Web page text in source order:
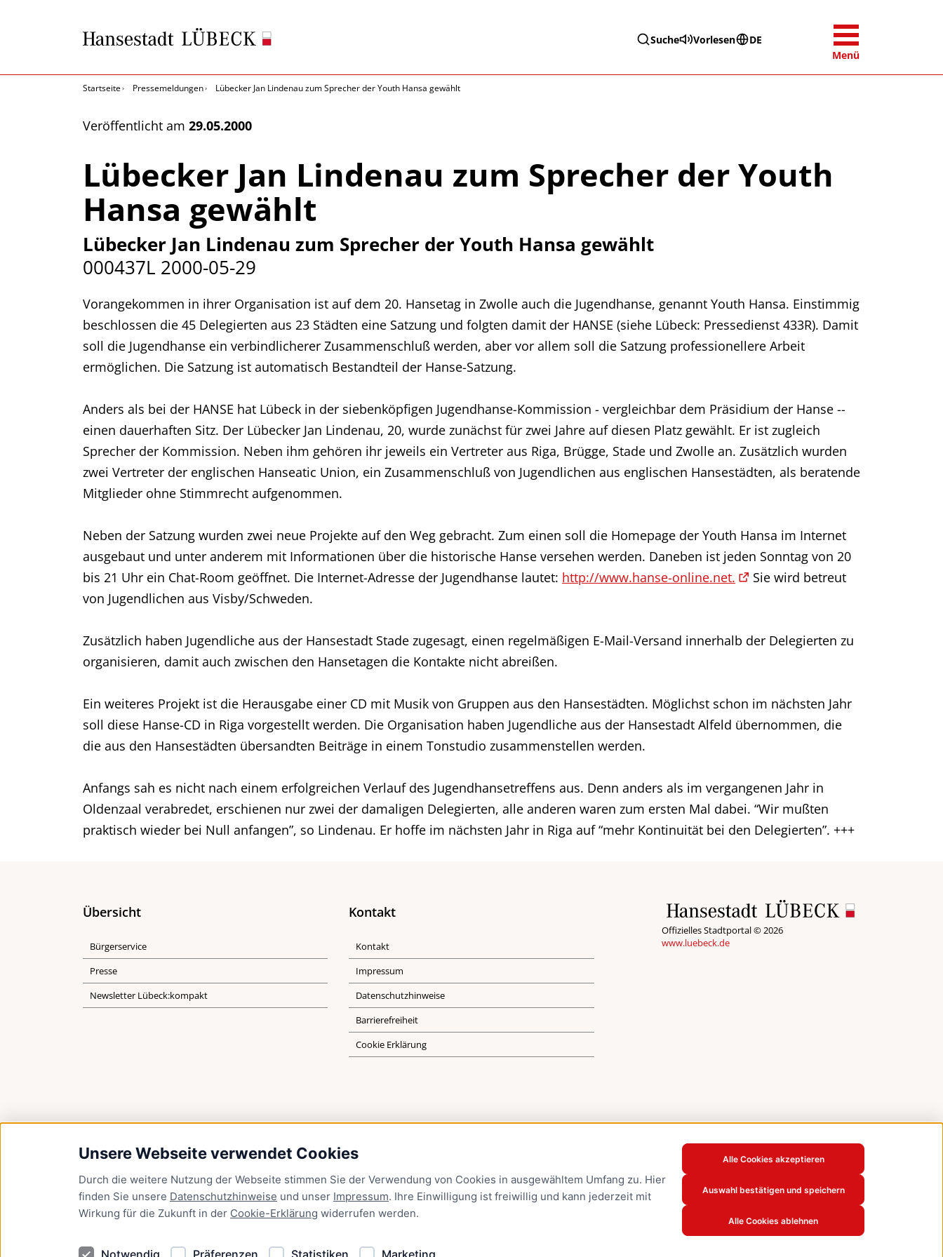
Unsere Webseite verwendet Cookies
Durch die weitere Nutzung der Webseite stimmen Sie der Verwendung von Cookies in ausgewähltem Umfang zu. Hier
finden Sie unsere Datenschutzhinweise und unser Impressum. Ihre Einwilligung ist freiwillig und kann jederzeit mit
Wirkung für die Zukunft in der Cookie-Erklärung widerrufen werden.
Notwendig Präferenzen Statistiken Marketing
Alle Cookies akzeptieren
Auswahl bestätigen und speichern
Alle Cookies ablehnen
Suche Vorlesen
DE
Menü
Startseite Pressemeldungen Lübecker Jan Lindenau zum Sprecher der Youth Hansa gewählt
Veröffentlicht am 29.05.2000
Lübecker Jan Lindenau zum Sprecher der Youth
Hansa gewählt
Lübecker Jan Lindenau zum Sprecher der Youth Hansa gewählt
000437L 2000-05-29
Vorangekommen in ihrer Organisation ist auf dem 20. Hansetag in Zwolle auch die Jugendhanse, genannt Youth Hansa. Einstimmig
beschlossen die 45 Delegierten aus 23 Städten eine Satzung und folgten damit der HANSE (siehe Lübeck: Pressedienst 433R). Damit
soll die Jugendhanse ein verbindlicherer Zusammenschluß werden, aber vor allem soll die Satzung professionellere Arbeit
ermöglichen. Die Satzung ist automatisch Bestandteil der Hanse-Satzung.
Anders als bei der HANSE hat Lübeck in der siebenköpfigen Jugendhanse-Kommission - vergleichbar dem Präsidium der Hanse --
einen dauerhaften Sitz. Der Lübecker Jan Lindenau, 20, wurde zunächst für zwei Jahre auf diesen Platz gewählt. Er ist zugleich
Sprecher der Kommission. Neben ihm gehören ihr jeweils ein Vertreter aus Riga, Brügge, Stade und Zwolle an. Zusätzlich wurden
zwei Vertreter der englischen Hanseatic Union, ein Zusammenschluß von Jugendlichen aus englischen Hansestädten, als beratende
Mitglieder ohne Stimmrecht aufgenommen.
Neben der Satzung wurden zwei neue Projekte auf den Weg gebracht. Zum einen soll die Homepage der Youth Hansa im Internet
ausgebaut und unter anderem mit Informationen über die historische Hanse versehen werden. Daneben ist jeden Sonntag von 20
bis 21 Uhr ein Chat-Room geöffnet. Die Internet-Adresse der Jugendhanse lautet: http://www.hanse-online.net.
Sie wird betreut
von Jugendlichen aus Visby/Schweden.
Zusätzlich haben Jugendliche aus der Hansestadt Stade zugesagt, einen regelmäßigen E-Mail-Versand innerhalb der Delegierten zu
organisieren, damit auch zwischen den Hansetagen die Kontakte nicht abreißen.
Ein weiteres Projekt ist die Herausgabe einer CD mit Musik von Gruppen aus den Hansestädten. Möglichst schon im nächsten Jahr
soll diese Hanse-CD in Riga vorgestellt werden. Die Organisation haben Jugendliche aus der Hansestadt Alfeld übernommen, die
die aus den Hansestädten übersandten Beiträge in einem Tonstudio zusammenstellen werden.
Anfangs sah es nicht nach einem erfolgreichen Verlauf des Jugendhansetreffens aus. Denn anders als im vergangenen Jahr in
Oldenzaal verabredet, erschienen nur zwei der damaligen Delegierten, alle anderen waren zum ersten Mal dabei. “Wir mußten
praktisch wieder bei Null anfangen”, so Lindenau. Er hoffe im nächsten Jahr in Riga auf “mehr Kontinuität bei den Delegierten”. +++
Übersicht
Bürgerservice
Presse
Newsletter Lübeck:kompakt
Kontakt
Kontakt
Impressum
Datenschutzhinweise
Barrierefreiheit
Cookie Erklärung
Offizielles Stadtportal © 2026
www.luebeck.de